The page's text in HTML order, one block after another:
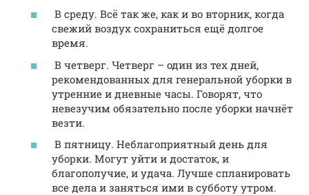
В среду. Всё так же, как и во вторник, когда
свежий воздух сохраниться ещё долгое
время.
В четверг. Четверг – один из тех дней,
рекомендованных для генеральной уборки в
утренние и дневные часы. Говорят, что
невезучим обязательно после уборки начнёт
везти.
В пятницу. Неблагоприятный день для
уборки. Могут уйти и достаток, и
благополучие, и удача. Лучше спланировать
все дела и заняться ими в субботу утром.